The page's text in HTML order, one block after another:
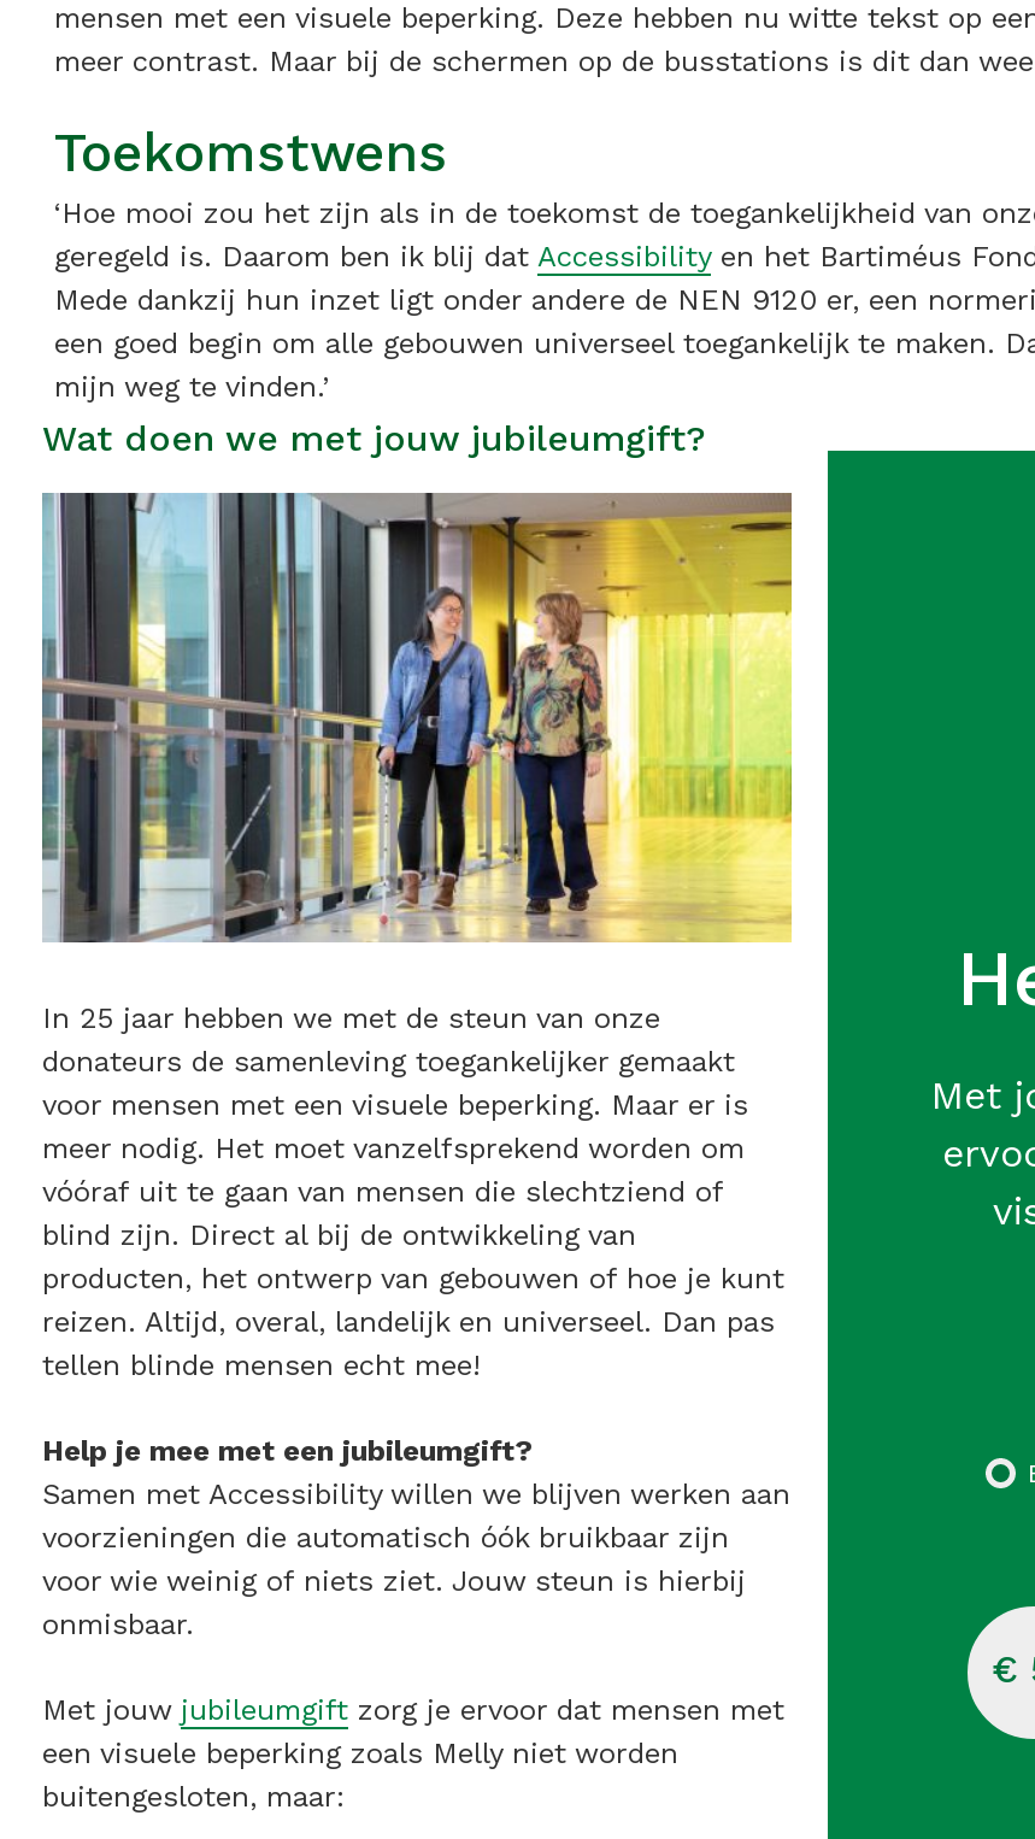
mensen met een visuele beperking. Deze hebben nu witte tekst op
meer contrast. Maar bij de schermen op de busstations is dit dan
Toekomstwens
‘Hoe mooi zou het zijn als in de toekomst de toegankelijkheid van
geregeld is. Daarom ben ik blij dat Accessibilityen het Bartiméus
Mede dankzij hun inzet ligt onder andere de NEN 9120 er, een
een goed begin om alle gebouwen universeel toegankelijk te maken.
mijn weg te vinden.’
Wat doen we met jouw jubileumgift?
In 25 jaar hebben we met de steun van onze
donateurs de samenleving toegankelijker gemaakt
voor mensen met een visuele beperking. Maar er is
meer nodig. Het moet vanzelfsprekend worden om
vóóraf uit te gaan van mensen die slechtziend of
blind zijn. Direct al bij de ontwikkeling van
producten, het ontwerp van gebouwen of hoe je kunt
reizen. Altijd, overal, landelijk en universeel. Dan pas
tellen blinde mensen echt mee!
Help je mee met een jubileumgift?
Samen met Accessibility willen we blijven werken aan
voorzieningen die automatisch óók bruikbaar zijn
voor wie weinig of niets ziet. Jouw steun is hierbij
onmisbaar.
Met jouw jubileumgift zorg je ervoor dat mensen met
een visuele beperking zoals Melly niet worden
buitengesloten, maar:
Met
€